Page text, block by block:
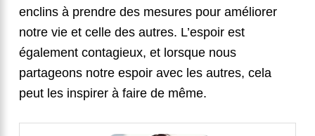
enclins à prendre des mesures pour améliorer
notre vie et celle des autres. L’espoir est
également contagieux, et lorsque nous
partageons notre espoir avec les autres, cela
peut les inspirer à faire de même.